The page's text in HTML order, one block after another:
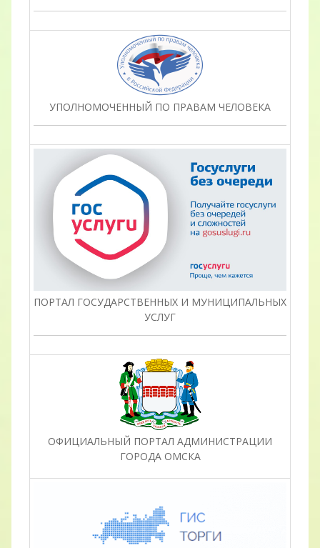
УПОЛНОМОЧЕННЫЙ ПО ПРАВАМ ЧЕЛОВЕКА
ПОРТАЛ ГОСУДАРСТВЕННЫХ И МУНИЦИПАЛЬНЫХ
УСЛУГ
ОФИЦИАЛЬНЫЙ ПОРТАЛ АДМИНИСТРАЦИИ
ГОРОДА ОМСКА